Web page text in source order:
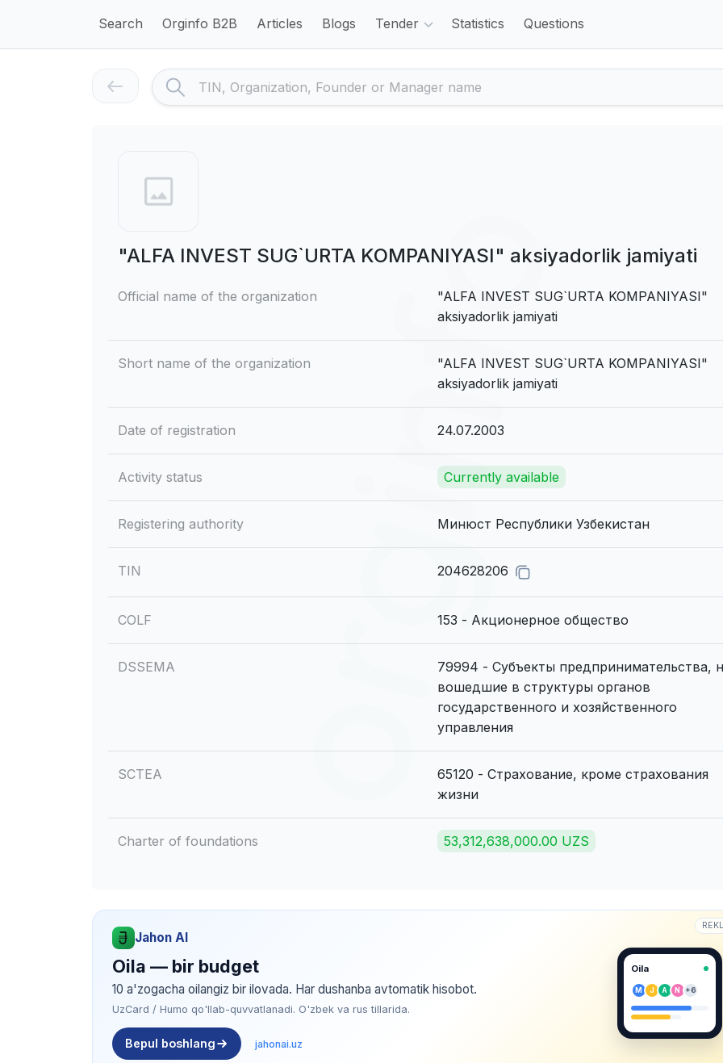
Search Orginfo B2B Articles Blogs Tender Statistics Questions
"ALFA INVEST SUG`URTA KOMPANIYASI" aksiyadorlik jamiyati
Official name of the organization
"ALFA INVEST SUG`URTA KOMPANIYASI"
aksiyadorlik jamiyati
Short name of the organization
"ALFA INVEST SUG`URTA KOMPANIYASI"
aksiyadorlik jamiyati
Date of registration 24.07.2003
Activity status Currently available
Registering authority Минюст Республики Узбекистан
TIN 204628206
COLF 153 - Акционерное общество
DSSEMA
79994 - Субъекты предпринимательства,
вошедшие в структуры органов
государственного и хозяйственного
управления
SCTEA
65120 - Страхование, кроме страхования
жизни
Charter of foundations 53,312,638,000.00 UZS
Jahon AI
Oila — bir budget
10 a'zogacha oilangiz bir ilovada. Har dushanba avtomatik hisobot.
UzCard / Humo qo'llab-quvvatlanadi. O'zbek va rus tillarida.
Bepul boshlang jahonai.uz
Oila
M J A N +6